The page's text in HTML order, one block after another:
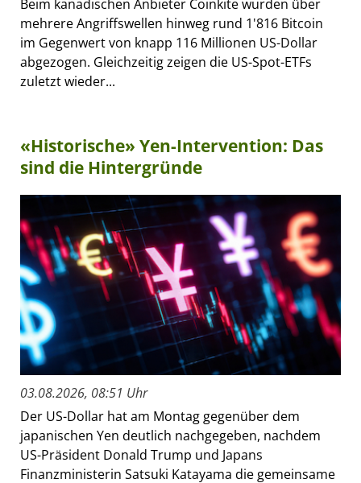
Beim kanadischen Anbieter Coinkite wurden über
mehrere Angriffswellen hinweg rund 1'816 Bitcoin
im Gegenwert von knapp 116 Millionen US-Dollar
abgezogen. Gleichzeitig zeigen die US-Spot-ETFs
zuletzt wieder...
«Historische» Yen-Intervention: Das
sind die Hintergründe
03.08.2026, 08:51 Uhr
Der US-Dollar hat am Montag gegenüber dem
japanischen Yen deutlich nachgegeben, nachdem
US-Präsident Donald Trump und Japans
Finanzministerin Satsuki Katayama die gemeinsame